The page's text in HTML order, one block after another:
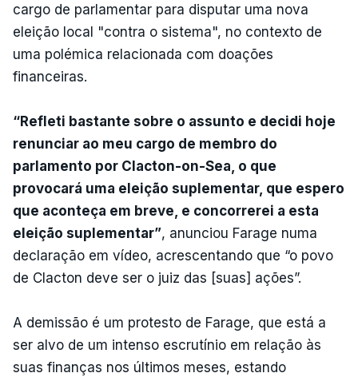
cargo de parlamentar para disputar uma nova
eleição local "contra o sistema", no contexto de
uma polémica relacionada com doações
financeiras.
“Refleti bastante sobre o assunto e decidi hoje
renunciar ao meu cargo de membro do
parlamento por Clacton-on-Sea, o que
provocará uma eleição suplementar, que espero
que aconteça em breve, e concorrerei a esta
eleição suplementar”, anunciou Farage numa
declaração em vídeo, acrescentando que “o povo
de Clacton deve ser o juiz das [suas] ações”.
A demissão é um protesto de Farage, que está a
ser alvo de um intenso escrutínio em relação às
suas finanças nos últimos meses, estando